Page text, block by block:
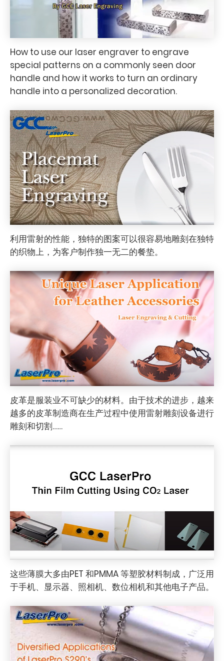
How to use our laser engraver to engrave
special patterns on a commonly seen door
handle and how it works to turn an ordinary
handle into a personalized decoration.
利用雷射的性能，独特的图案可以很容易地雕刻在独特
的织物上，为客户制作独一无二的餐垫。
皮革是服装业不可缺少的材料。由于技术的进步，越来
越多的皮革制造商在生产过程中使用雷射雕刻设备进行
雕刻和切割……
这些薄膜大多由PET 和PMMA 等塑胶材料制成，广泛用
于手机、显示器、照相机、数位相机和其他电子产品。